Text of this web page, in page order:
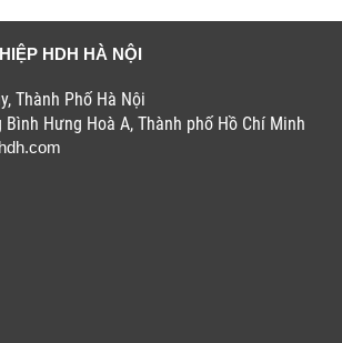
HDH HÀ NỘI
Thành Phố Hà Nội
Hưng Hoà A, Thành phố Hồ Chí Minh